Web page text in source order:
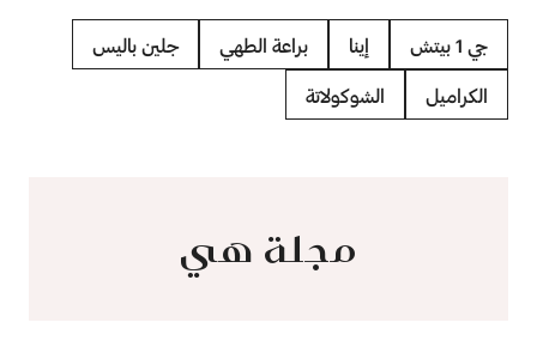
جي 1 بيتش إينا براعة الطهي جلين باليس
الكراميل الشوكولاتة
مجلة هي